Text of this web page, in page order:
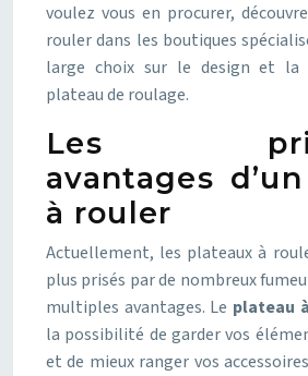
voulez vous en procurer,
rouler dans les boutiques
large choix sur le design et la
plateau de roulage.
Les
avantages
à rouler
Actuellement, les plateaux à
plus prisés par de nombreux
multiples avantages. Le plateau
la possibilité de garder vos
et de mieux ranger vos